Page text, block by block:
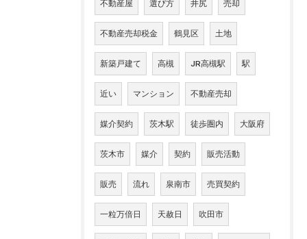
不動産屋 選び方 井尻 売却
不動産売却税金 鶴見区 土地
新築戸建て 高槻 JR高槻駅 駅
近い マンション 不動産売却
媒介契約 茨木駅 徒歩圏内 大阪府
茨木市 媒介 契約 販売活動
販売 流れ 泉南市 売買契約
一粒万倍日 天赦日 吹田市